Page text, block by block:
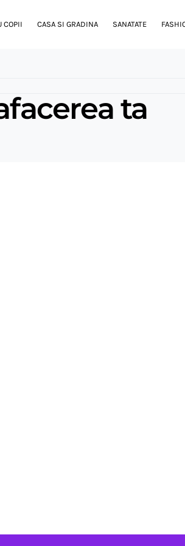
COPII CASA SI GRADINA SANATATE
ta